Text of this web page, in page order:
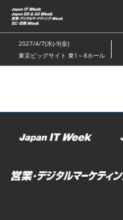
ス
キ
ッ
し
む
2027/4/7(水)-9(金)
東京ビッグサイト 東1～8ホール